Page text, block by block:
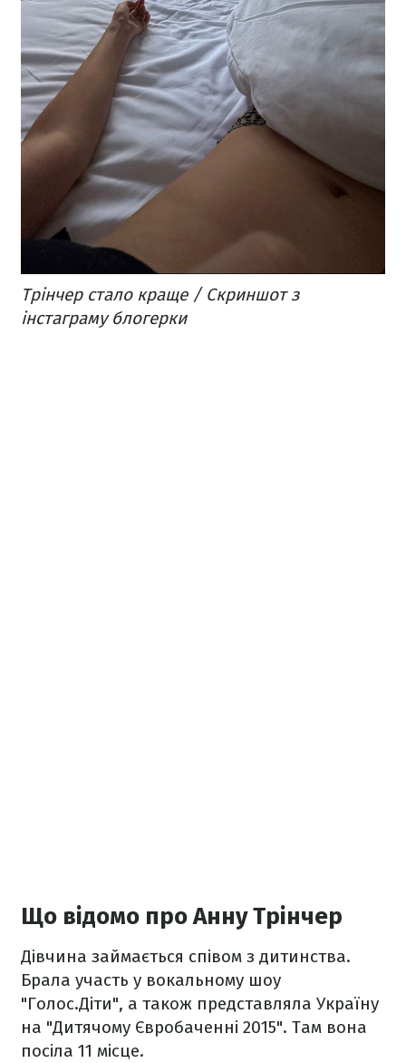
Трінчер стало краще / Скриншот з
інстаграму блогерки
Що відомо про Анну Трінчер
Дівчина займається співом з дитинства.
Брала участь у вокальному шоу
"Голос.Діти", а також представляла Україну
на "Дитячому Євробаченні 2015". Там вона
посіла 11 місце.